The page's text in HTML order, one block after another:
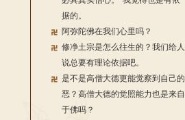
据的。
阿弥陀佛在我们心里吗？
修净土宗是怎么往生的？我们给人
说总要有理论依据吧。
是不是高僧大德更能觉察到自己的
恶？高僧大德的觉照能力也是来自
于佛吗？